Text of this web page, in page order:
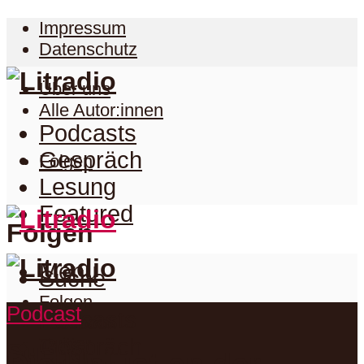
Impressum
Datenschutz
Über uns
Alle Autor:innen
Folgen
Folgen
Folgen
Facebook
Podcasts
Gespräch
Lesung
Featured
Menu
Suche
Podcasts
Podcast